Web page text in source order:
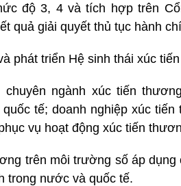
độ 3, 4 và tích hợp trên
quả giải quyết thủ tục hành
phát triển Hệ sinh thái xúc
ngành xúc tiến
tế; doanh nghiệp xúc
vụ hoạt động xúc tiến
trên môi trường số áp
trong nước và quốc tế.